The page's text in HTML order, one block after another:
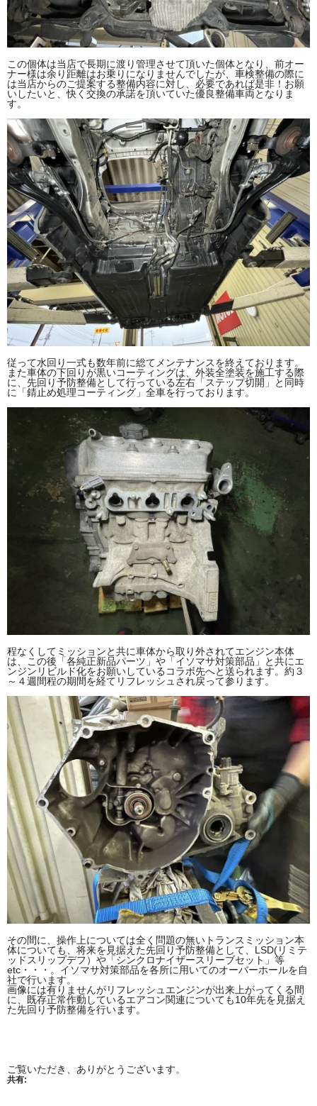
この個体は当店で長期に渡り管理させて頂いた個体となり、前オー
ナー様は余り距離はお乗りになりませんでしたが、車検整備の際に
は当店からのご提案する整備内容に対し、必要であれば是非！お願
いしたいと、快く交換の承諾を頂いていた優良整備車両となりま
す。
従って水回り一式も数年前に総てメンテナンスを終えております。
また車体の下回りが黒いコーティングは、外装全塗装を施工する際
に、先回り予防整備として行っている左右「ステップ切開」と同時
に「錆止め処理コーティング」全車を行っております。
程なくしてミッションと共に車体から取り外されてエンジン本体
は、この後「各純正新品パーツ」や「イソマサ対策部品」と共にエ
ンジンリビルド化をお願いしているコラボ先へと送られます。約３
～４週間程の期間を経てリフレッシュされ戻って参ります。
その間に、操作上については全く問題の無いトランスミッション本
体についても、将来を見据えた先回り予防整備として、LSD(リミテ
ッドスリップデフ）や「シンクロナイザースリーブセット」等
etc・・・。イソマサ対策部品を各所に用いてのオーバーホールを自
社で行います。
画像には有りませんがリフレッシュエンジンが出来上がってくる間
に、既存正常作動しているエアコン関連についても10年先を見据え
た先回り予防整備を行います。
ご覧いただき、ありがとうございます。
共有: